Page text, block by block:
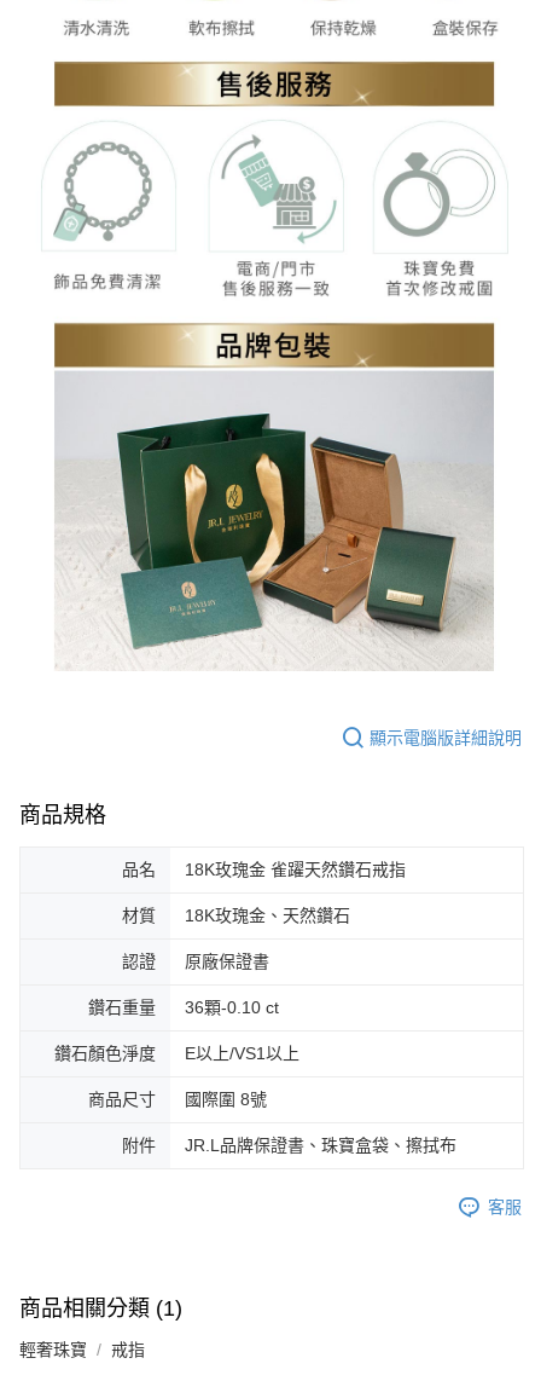
顯示電腦版詳細說明
商品規格
品名 18K玫瑰金 雀躍天然鑽石戒指
材質 18K玫瑰金、天然鑽石
認證 原廠保證書
鑽石重量 36顆-0.10 ct
鑽石顏色淨度 E以上/VS1以上
商品尺寸 國際圍 8號
附件 JR.L品牌保證書、珠寶盒袋、擦拭布
客服
商品相關分類 (1)
輕奢珠寶 戒指